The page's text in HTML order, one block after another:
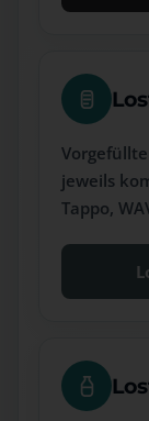
jeweils
Tappo,